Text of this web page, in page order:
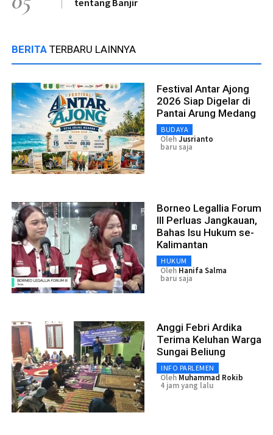
tentang Banjir
BERITA TERBARU LAINNYA
Festival Antar Ajong
2026 Siap Digelar di
Pantai Arung Medang
BUDAYA
OlehJusrianto
baru saja
Borneo Legallia Forum
III Perluas Jangkauan,
Bahas Isu Hukum se-
Kalimantan
HUKUM
Oleh Hanifa Salma
baru saja
Anggi Febri Ardika
Terima Keluhan Warga
Sungai Beliung
INFO PARLEMEN
Oleh Muhammad Rokib
4 jam yang lalu